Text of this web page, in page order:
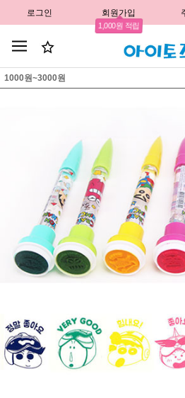
로그인 회원가입
1,000원 적립
1000원~3000원